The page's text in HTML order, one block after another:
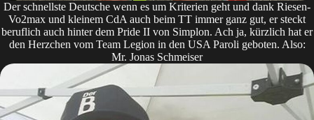
Der schnellste Deutsche wenn es um Kriterien geht und dank Riesen-
Vo2max und kleinem CdA auch beim TT immer ganz gut, er steckt
beruflich auch hinter dem Pride II von Simplon. Ach ja, kürzlich hat er
den Herzchen vom Team Legion in den USA Paroli geboten. Also:
Mr. Jonas Schmeiser